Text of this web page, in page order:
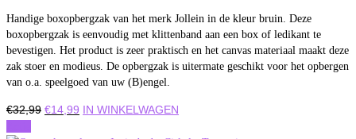
Handige boxopbergzak van het merk Jollein in de kleur bruin. Deze
boxopbergzak is eenvoudig met klittenband aan een box of ledikant te
bevestigen. Het product is zeer praktisch en het canvas materiaal maakt deze
zak stoer en modieus. De opbergzak is uitermate geschikt voor het opbergen
van o.a. speelgoed van uw (B)engel.
€32,99 Oorspronkelijke
€14,99 Huidige
IN WINKELWAGEN